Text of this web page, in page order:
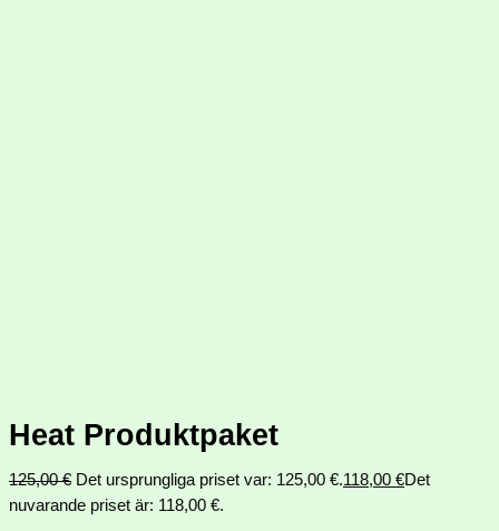
Heat Produktpaket
125,00€ Det ursprungliga priset var: 125,00 €.118,00 €Det
nuvarande priset är: 118,00 €.